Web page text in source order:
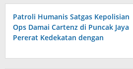
Patroli Humanis Satgas Kepolisian
Ops Damai Cartenz di Puncak Jaya
Pererat Kedekatan dengan